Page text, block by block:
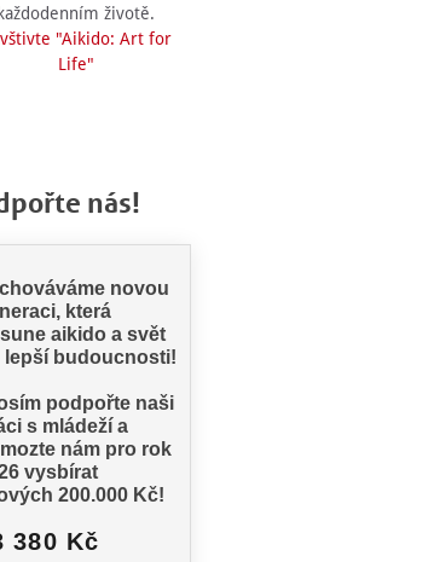
každodenním životě.
"Aikido: Art for
Life"
nás!